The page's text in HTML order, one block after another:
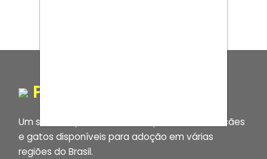
PORTAL ADOCÃO
Um site completo e confiável para encontrar cães
e gatos disponíveis para adoção em várias
regiões do Brasil.